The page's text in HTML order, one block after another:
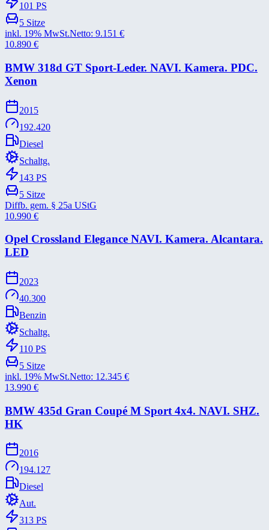
101 PS
5 Sitze
inkl. 19% MwSt.Netto: 9.151 €
10.890 €
BMW 318d GT Sport-​Leder. NAVI. Kamera. PDC.
Xenon
2015
192.420
Diesel
Schaltg.
143 PS
5 Sitze
Diffb. gem. § 25a UStG
10.990 €
Opel Crossland Elegance NAVI. Kamera. Alcantara.
LED
2023
40.300
Benzin
Schaltg.
110 PS
5 Sitze
inkl. 19% MwSt.Netto: 12.345 €
13.990 €
BMW 435d Gran Coupé M Sport 4x4. NAVI. SHZ.
HK
2016
194.127
Diesel
Aut.
313 PS